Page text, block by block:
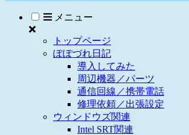
メニュー
トップページ
ぽぽづれ日記
導入してみた
周辺機器／パーツ
通信回線／携帯電話
修理依頼／出張設定
ウィンドウズ関連
Intel SRT関連